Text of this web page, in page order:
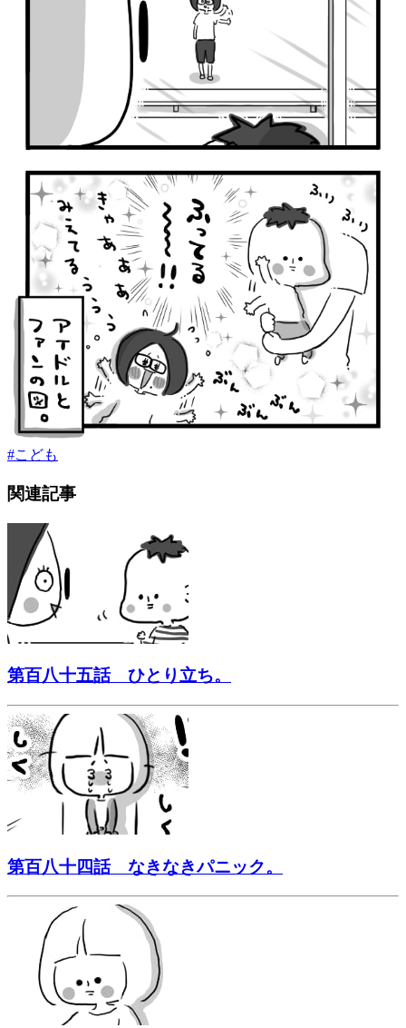
#こども
関連記事
第百八十五話 ひとり立ち。
第百八十四話 なきなきパニック。